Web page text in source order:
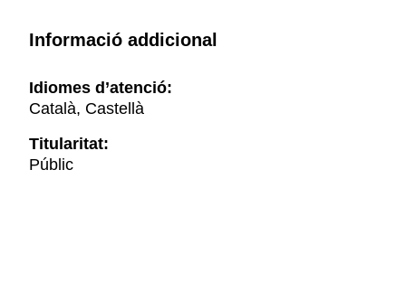
Informació addicional
Idiomes d’atenció:
Català, Castellà
Titularitat:
Públic